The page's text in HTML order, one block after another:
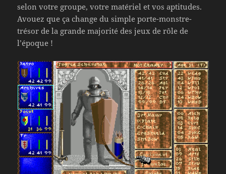
selon votre groupe, votre matériel et vos aptitudes.
Avouez que ça change du simple porte-monstre-
trésor de la grande majorité des jeux de rôle de
l’époque !